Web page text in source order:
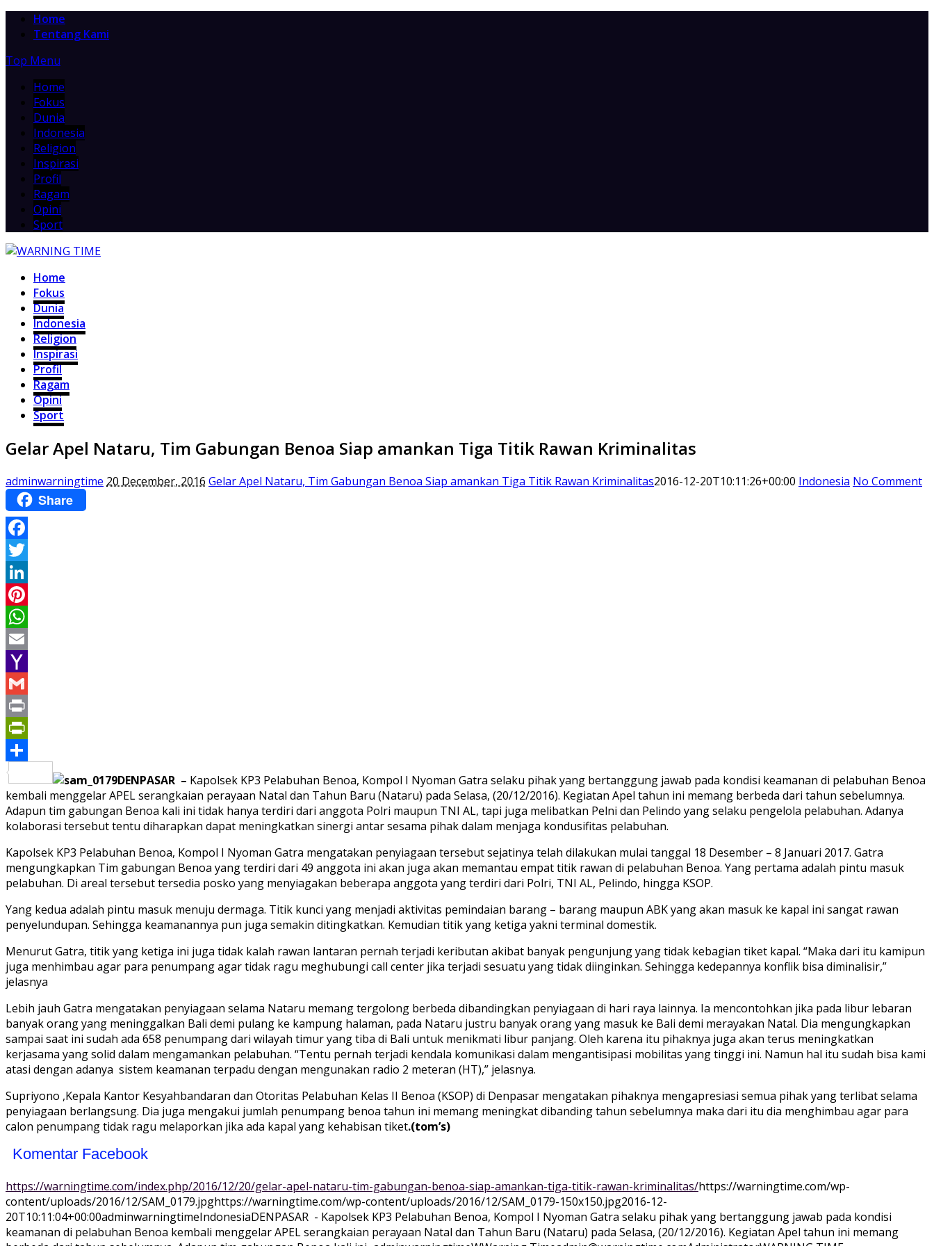
Home
Tentang Kami
Top Menu
Home
Fokus
Dunia
Indonesia
Religion
Inspirasi
Profil
Ragam
Opini
Sport
Home
Fokus
Dunia
Indonesia
Religion
Inspirasi
Profil
Ragam
Opini
Sport
Gelar Apel Nataru, Tim Gabungan Benoa Siap amankan Tiga Titik Rawan Kriminalitas
adminwarningtime 20 December, 2016 Gelar Apel Nataru, Tim Gabungan Benoa Siap amankan Tiga Titik Rawan Kriminalitas2016-12-20T10:11:26+00:00 Indonesia No Comment
Share
Facebook
Twitter
LinkedIn
Pinterest
WhatsApp
Email
Yahoo
Mail
Gmail
Print
PrintFriendly
Share
DENPASAR – Kapolsek KP3 Pelabuhan Benoa, Kompol I Nyoman Gatra selaku pihak yang bertanggung jawab pada kondisi keamanan di pelabuhan Benoa
kembali menggelar APEL serangkaian perayaan Natal dan Tahun Baru (Nataru) pada Selasa, (20/12/2016). Kegiatan Apel tahun ini memang berbeda dari tahun sebelumnya.
Adapun tim gabungan Benoa kali ini tidak hanya terdiri dari anggota Polri maupun TNI AL, tapi juga melibatkan Pelni dan Pelindo yang selaku pengelola pelabuhan. Adanya
kolaborasi tersebut tentu diharapkan dapat meningkatkan sinergi antar sesama pihak dalam menjaga kondusifitas pelabuhan.
Kapolsek KP3 Pelabuhan Benoa, Kompol I Nyoman Gatra mengatakan penyiagaan tersebut sejatinya telah dilakukan mulai tanggal 18 Desember – 8 Januari 2017. Gatra
mengungkapkan Tim gabungan Benoa yang terdiri dari 49 anggota ini akan juga akan memantau empat titik rawan di pelabuhan Benoa. Yang pertama adalah pintu masuk
pelabuhan. Di areal tersebut tersedia posko yang menyiagakan beberapa anggota yang terdiri dari Polri, TNI AL, Pelindo, hingga KSOP.
Yang kedua adalah pintu masuk menuju dermaga. Titik kunci yang menjadi aktivitas pemindaian barang – barang maupun ABK yang akan masuk ke kapal ini sangat rawan
penyelundupan. Sehingga keamanannya pun juga semakin ditingkatkan. Kemudian titik yang ketiga yakni terminal domestik.
Menurut Gatra, titik yang ketiga ini juga tidak kalah rawan lantaran pernah terjadi keributan akibat banyak pengunjung yang tidak kebagian tiket kapal. “Maka dari itu kamipun
juga menhimbau agar para penumpang agar tidak ragu meghubungi call center jika terjadi sesuatu yang tidak diinginkan. Sehingga kedepannya konflik bisa diminalisir,”
jelasnya
Lebih jauh Gatra mengatakan penyiagaan selama Nataru memang tergolong berbeda dibandingkan penyiagaan di hari raya lainnya. Ia mencontohkan jika pada libur lebaran
banyak orang yang meninggalkan Bali demi pulang ke kampung halaman, pada Nataru justru banyak orang yang masuk ke Bali demi merayakan Natal. Dia mengungkapkan
sampai saat ini sudah ada 658 penumpang dari wilayah timur yang tiba di Bali untuk menikmati libur panjang. Oleh karena itu pihaknya juga akan terus meningkatkan
kerjasama yang solid dalam mengamankan pelabuhan. “Tentu pernah terjadi kendala komunikasi dalam mengantisipasi mobilitas yang tinggi ini. Namun hal itu sudah bisa kami
atasi dengan adanya sistem keamanan terpadu dengan mengunakan radio 2 meteran (HT),” jelasnya.
Supriyono ,Kepala Kantor Kesyahbandaran dan Otoritas Pelabuhan Kelas II Benoa (KSOP) di Denpasar mengatakan pihaknya mengapresiasi semua pihak yang terlibat selama
penyiagaan berlangsung. Dia juga mengakui jumlah penumpang benoa tahun ini memang meningkat dibanding tahun sebelumnya maka dari itu dia menghimbau agar para
calon penumpang tidak ragu melaporkan jika ada kapal yang kehabisan tiket.(tom’s)
Komentar Facebook
https://warningtime.com/index.php/2016/12/20/gelar-apel-nataru-tim-gabungan-benoa-siap-amankan-tiga-titik-rawan-kriminalitas/https://warningtime.com/wp-
content/uploads/2016/12/SAM_0179.jpghttps://warningtime.com/wp-content/uploads/2016/12/SAM_0179-150x150.jpg2016-12-
20T10:11:04+00:00adminwarningtimeIndonesiaDENPASAR - Kapolsek KP3 Pelabuhan Benoa, Kompol I Nyoman Gatra selaku pihak yang bertanggung jawab pada kondisi
keamanan di pelabuhan Benoa kembali menggelar APEL serangkaian perayaan Natal dan Tahun Baru (Nataru) pada Selasa, (20/12/2016). Kegiatan Apel tahun ini memang